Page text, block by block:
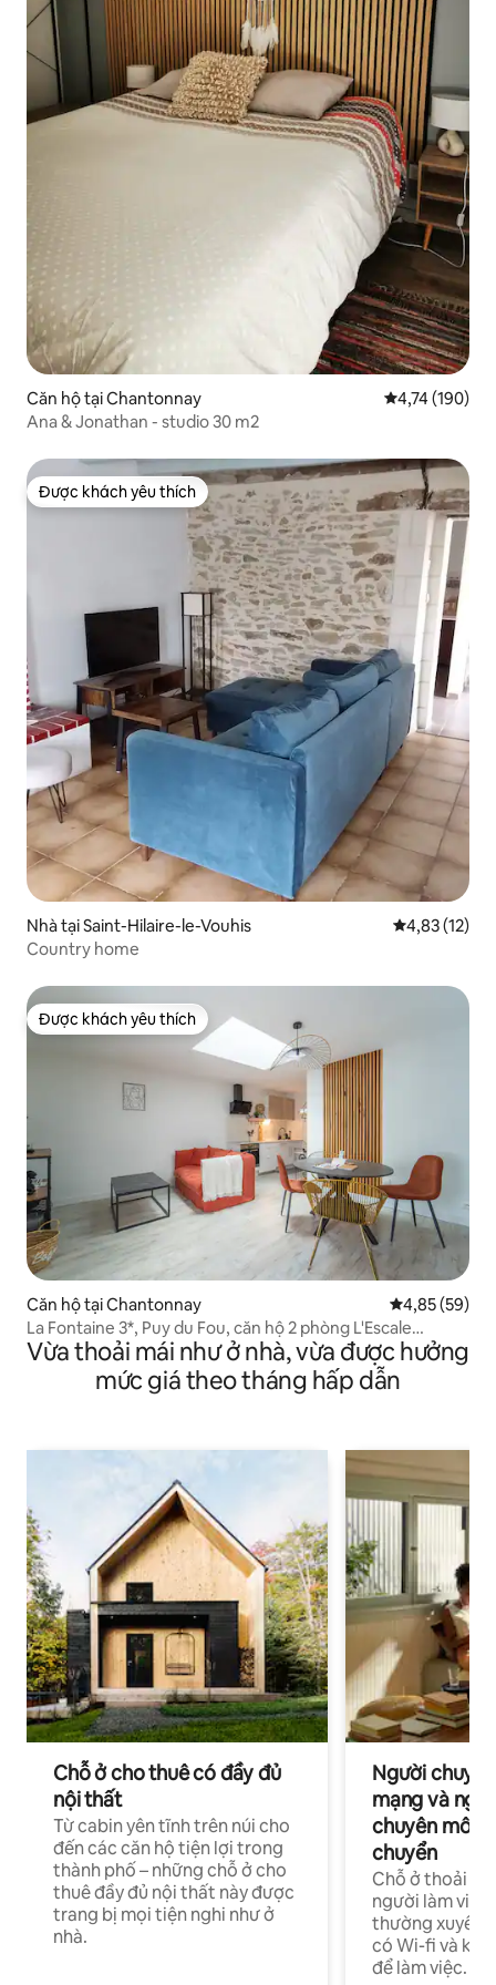
Căn hộ tại Chantonnay Xếp hạng
4,74 (190)
Ana & Jonathan - studio 30 m2
Được khách yêu thích
Được khách yêu thích
Nhà tại Saint-Hilaire-le-Vouhis Xếp hạng
4,83 (12)
Country home
Được khách yêu thích
Được khách yêu thích
Căn hộ tại Chantonnay Xếp hạng
4,85 (59)
La Fontaine 3*, Puy du Fou, căn hộ 2 phòng L'Escale
Cocoon
Vừa thoải mái như ở nhà, vừa được hưởng
mức giá theo tháng hấp dẫn
Chỗ ở cho thuê có đầy đủ
nội thất
Từ cabin yên tĩnh trên núi cho
đến các căn hộ tiện lợi trong
thành phố – những chỗ ở cho
thuê đầy đủ nội thất này được
trang bị mọi tiện nghi như ở
nhà.
Người
mạng và
chuyên môn
chuyển
Chỗ ở thoải
người làm việc
thường xuyên
có Wi-fi và
để làm việc.